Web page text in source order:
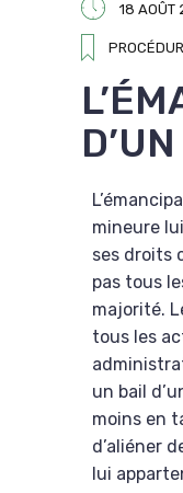
18 AOÛT
mineure
ses droits
pas tous
majorité.
tous les
un bail
moins en
d’aliéner
lui